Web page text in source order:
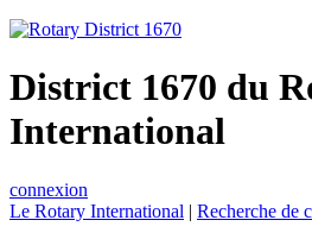
District 1670 du
International
connexion
Le Rotary International | Recherche de